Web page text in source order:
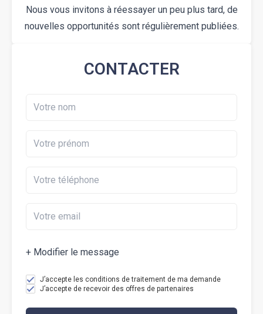
Nous vous invitons à réessayer un peu plus tard, de
nouvelles opportunités sont régulièrement publiées.
CONTACTER
+ Modifier le message
J’accepte les conditions de traitement de ma demande
J’accepte de recevoir des offres de partenaires